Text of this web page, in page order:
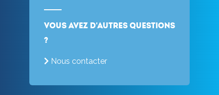
Vous avez d'autres questions
?
Nous contacter